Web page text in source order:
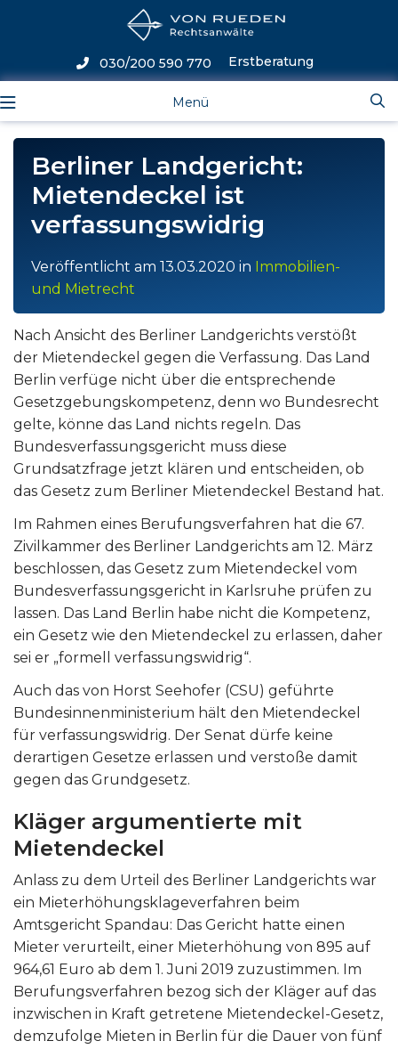
Menü
030/200 590 770 Erstberatung
Berliner Landgericht:
Mietendeckel ist
verfassungswidrig
Veröffentlicht am 13.03.2020 in Immobilien-
und Mietrecht
Nach Ansicht des Berliner Landgerichts verstößt
der Mietendeckel gegen die Verfassung. Das Land
Berlin verfüge nicht über die entsprechende
Gesetzgebungskompetenz, denn wo Bundesrecht
gelte, könne das Land nichts regeln. Das
Bundesverfassungsgericht muss diese
Grundsatzfrage jetzt klären und entscheiden, ob
das Gesetz zum Berliner Mietendeckel Bestand hat.
Im Rahmen eines Berufungsverfahren hat die 67.
Zivilkammer des Berliner Landgerichts am 12. März
beschlossen, das Gesetz zum Mietendeckel vom
Bundesverfassungsgericht in Karlsruhe prüfen zu
lassen. Das Land Berlin habe nicht die Kompetenz,
ein Gesetz wie den Mietendeckel zu erlassen, daher
sei er „formell verfassungswidrig“.
Auch das von Horst Seehofer (CSU) geführte
Bundesinnenministerium hält den Mietendeckel
für verfassungswidrig. Der Senat dürfe keine
derartigen Gesetze erlassen und verstoße damit
gegen das Grundgesetz.
Kläger argumentierte mit
Mietendeckel
Anlass zu dem Urteil des Berliner Landgerichts war
ein Mieterhöhungsklageverfahren beim
Amtsgericht Spandau: Das Gericht hatte einen
Mieter verurteilt, einer Mieterhöhung von 895 auf
964,61 Euro ab dem 1. Juni 2019 zuzustimmen. Im
Berufungsverfahren bezog sich der Kläger auf das
inzwischen in Kraft getretene Mietendeckel-Gesetz,
demzufolge Mieten in Berlin für die Dauer von fünf